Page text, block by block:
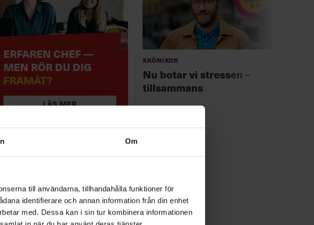
Om
till användarna, tillhandahålla funktioner för
identifierare och annan information från din enhet
med. Dessa kan i sin tur kombinera informationen
ERFAREN CHEF —
MEN RÖR DU DIG
FRAMÅT?
LÄS MER
Krönikor
Nu botar vi stressen –
tillsammans